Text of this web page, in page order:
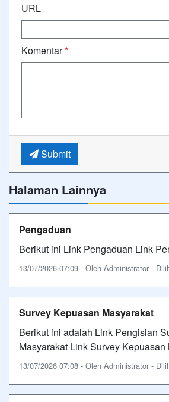
URL
Komentar*
Submit
Halaman Lainnya
Pengaduan
Berikut ini Link Pengaduan Link
13/07/2026 07:09 - Oleh Administrator -
Survey Kepuasan Masyarakat
Berikut ini adalah Link Pengisian
Masyarakat Link Survey Kepuasan
13/07/2026 07:08 - Oleh Administrator -